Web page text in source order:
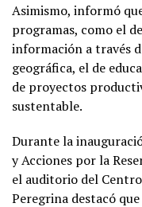
Asimismo, informó
programas, como el
información a través
geográfica, el de
de proyectos
sustentable.
Durante la
y Acciones por la
el auditorio del
Peregrina destacó